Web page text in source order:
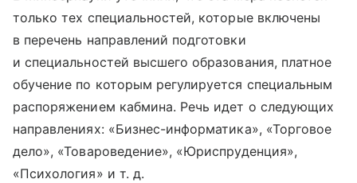
только тех специальностей, которые включены
в перечень направлений подготовки
и специальностей высшего образования, платное
обучение по которым регулируется специальным
распоряжением кабмина. Речь идет о следующих
направлениях: «Бизнес-информатика», «Торговое
дело», «Товароведение», «Юриспруденция»,
«Психология» и т. д.